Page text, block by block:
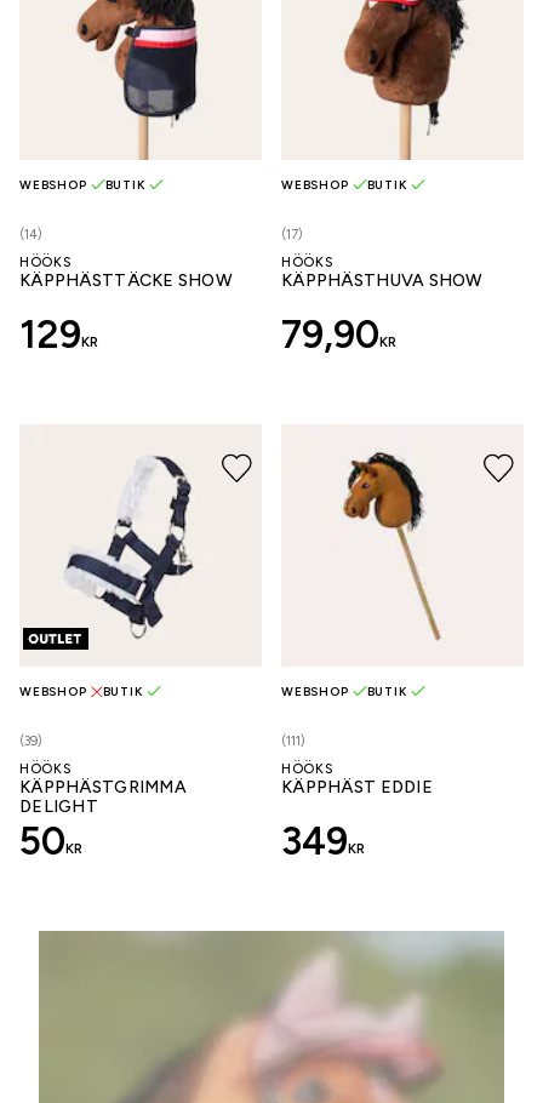
(14)
WEBSHOP BUTIK
HÖÖKS
KÄPPHÄSTTÄCKE SHOW
129KR
(17)
WEBSHOP BUTIK
HÖÖKS
KÄPPHÄSTHUVA SHOW
79,90KR
(39)
WEBSHOP BUTIK
HÖÖKS
KÄPPHÄSTGRIMMA
DELIGHT
50KR
(111)
WEBSHOP BUTIK
HÖÖKS
KÄPPHÄST EDDIE
349KR